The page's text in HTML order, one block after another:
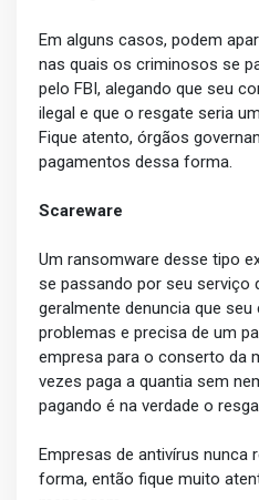
Em alguns casos, podem
nas quais os criminosos se
pelo FBI, alegando que seu
ilegal e que o resgate seria
Fique atento, órgãos
pagamentos dessa forma.
Scareware
Um ransomware desse tipo
se passando por seu serviço
geralmente denuncia que
problemas e precisa de um
empresa para o conserto da
vezes paga a quantia sem
pagando é na verdade o
Empresas de antivírus nunca
forma, então fique muito